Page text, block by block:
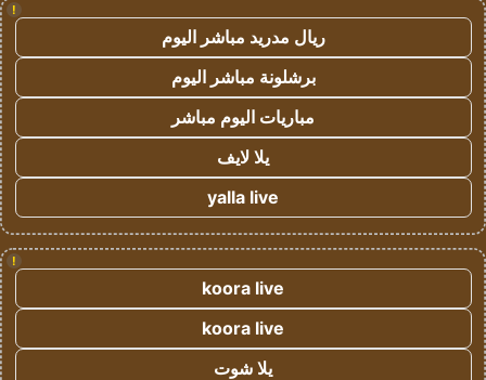
!
ريال مدريد مباشر اليوم
برشلونة مباشر اليوم
مباريات اليوم مباشر
يلا لايف
yalla live
!
koora live
koora live
يلا شوت